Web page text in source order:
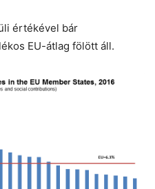
értékével bár
EU-átlag fölött áll.